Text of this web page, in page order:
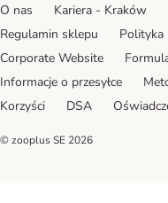
O nas Kariera - Kraków
Regulamin sklepu
Polityka
Corporate Website
Informacje o przesyłce
Korzyści
DSA
© zooplus SE 2026